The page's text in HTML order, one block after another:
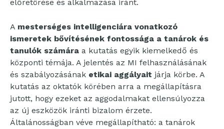
előretörése és alkalmazása iránt.
A mesterséges intelligenciára vonatkozó
ismeretek bővítésének fontossága a tanárok és
tanulók számára a kutatás egyik kiemelkedő és
központi témája. A jelentés az MI felhasználásának
és szabályozásának etikai aggályait járja körbe. A
kutatás az oktatók körében arra a megállapításra
jutott, hogy ezeket az aggodalmakat ellensúlyozza
az új eszközök iránti bizalom érzete.
Általánosságban véve megállapítható: a tanárok